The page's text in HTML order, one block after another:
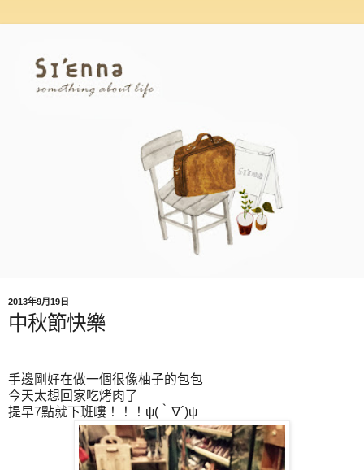
2013年9月19日
中秋節快樂
手邊剛好在做一個很像柚子的包包
今天太想回家吃烤肉了
提早7點就下班嘍！！！ψ(｀∇´)ψ